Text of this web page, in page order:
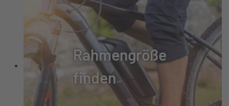
Rahmengröße
finden